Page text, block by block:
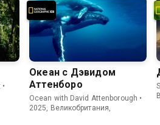
Океан с Дэвидом
Аттенборо
Ocean with David Attenborough •
2025, Великобритания,